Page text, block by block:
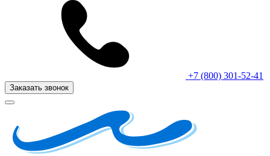
+7 (800) 301-52-41
Заказать звонок